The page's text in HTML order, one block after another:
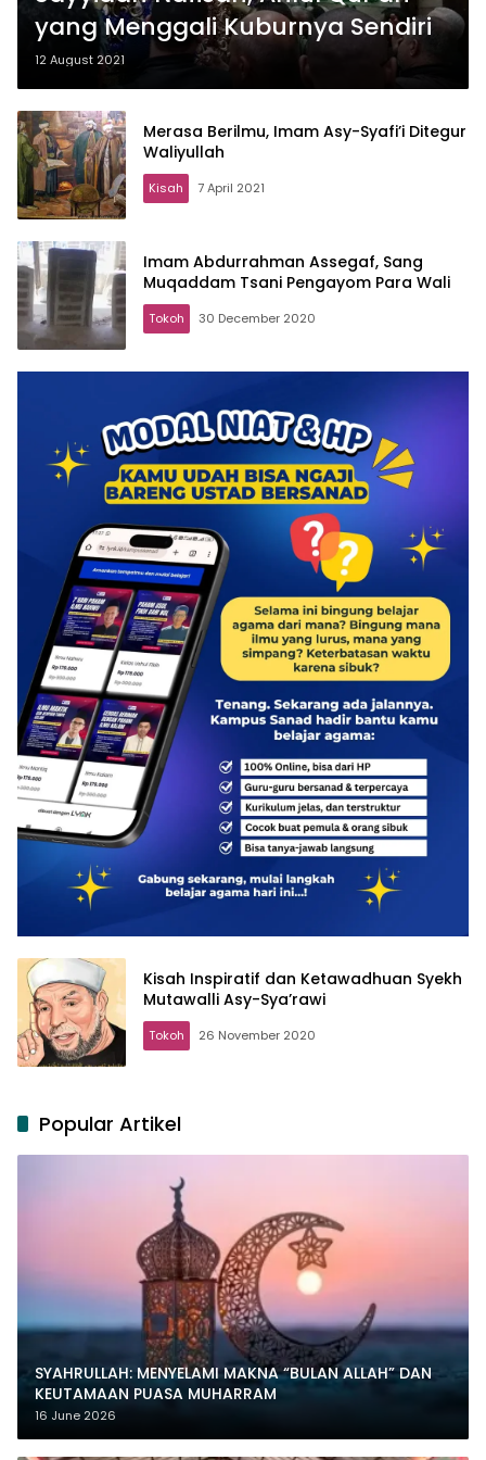
yang Menggali Kuburnya Sendiri
12 August 2021
Merasa Berilmu, Imam Asy-Syafi’i Ditegur
Waliyullah
Kisah 7 April 2021
Imam Abdurrahman Assegaf, Sang
Muqaddam Tsani Pengayom Para Wali
Tokoh 30 December 2020
Kisah Inspiratif dan Ketawadhuan Syekh
Mutawalli Asy-Sya’rawi
Tokoh 26 November 2020
Popular Artikel
SYAHRULLAH: MENYELAMI MAKNA “BULAN ALLAH” DAN
KEUTAMAAN PUASA MUHARRAM
16 June 2026